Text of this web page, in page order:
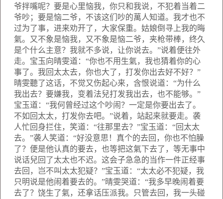
爷拌嘴呢？要是心里恼我，你只和我说，不犯着当着二
爷吵；要是恼二爷，不该这们吵的萬人知道。我才也不
过为了事，进来劝开了，大家保重。姑娘倒寻上我的晦
氣。又不象是恼我，又不象是恼二爷，夹枪带棒，终久
是个什么主意？我就不多说，让你说去。”说着便往外
走。宝玉向晴雯道：“你也不用生氣，我也猜着你的心
事了。我回太太去，你也大了，打发你出去好不好？”
晴雯聽了这话，不觉又伤起心来，含恨说道：“为什么
我出去？要嫌我，变着法兒打发我出去，也不能够。”
宝玉道：“我何曾经过这个吵闹？一定是你要出去了。
不如回太太，打发你去吧。”说着，站起来就要走。袭
人忙回身拦住，笑道：“往那里去？”宝玉道：“回太太
去。”袭人笑道：“好没意思！真个的去回，你也不怕臊
了？便是他认真的要去，也等把这氣下去了，等无事中
说话兒回了太太也不迟。这会子急急的当作一件正经事
去回，岂不叫太太犯疑？”宝玉道：“太太必不犯疑，我
只明说是他闹着要去的。”晴雯哭道：“我多早晚闹着要
去了？饶生了氣，还拿话压派我。只管去回，我一头碰